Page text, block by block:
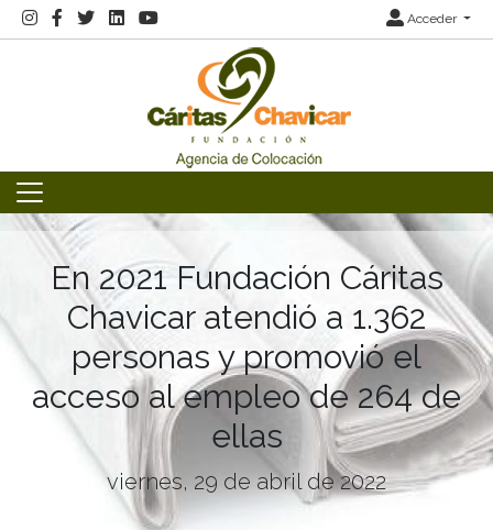
Acceder
En 2021 Fundación Cáritas
Chavicar atendió a 1.362
personas y promovió el
acceso al empleo de 264 de
ellas
viernes, 29 de abril de 2022